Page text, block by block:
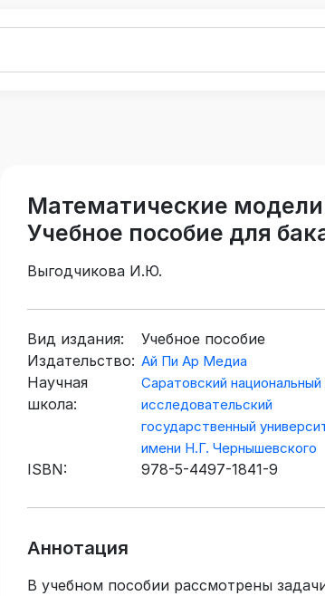
Математические
Учебное пособие для
Выгодчикова И.Ю.
Вид издания:
Учебное пособие
Издательство: Ай Пи Ар Медиа
Научная
школа:
Саратовский национальный
исследовательский
государственный
имени Н.Г. Чернышевского
ISBN: 978-5-4497-1841-9
Аннотация
В учебном пособии рассмотрены